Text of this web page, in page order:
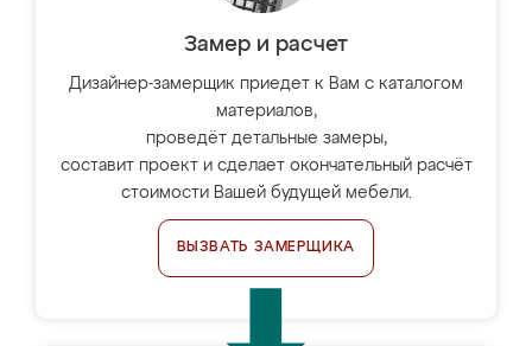
Замер и расчет
Дизайнер-замерщик приедет к Вам с каталогом
материалов,
проведёт детальные замеры,
составит проект и сделает окончательный расчёт
стоимости Вашей будущей мебели.
ВЫЗВАТЬ ЗАМЕРЩИКА